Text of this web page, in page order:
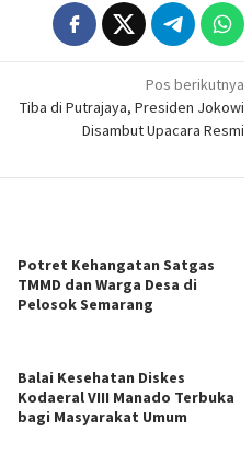
Pos berikutnya
Tiba di Putrajaya, Presiden Jokowi
Disambut Upacara Resmi
Potret Kehangatan Satgas
TMMD dan Warga Desa di
Pelosok Semarang
Balai Kesehatan Diskes
Kodaeral VIII Manado Terbuka
bagi Masyarakat Umum